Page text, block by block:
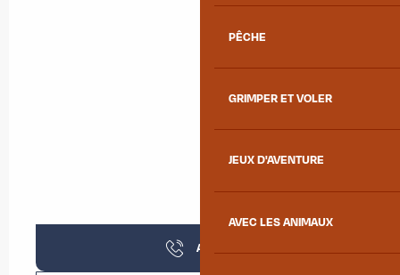
PÊCHE
GRIMPER ET VOLER
JEUX D'AVENTURE
AVEC LES ANIMAUX
Appeler